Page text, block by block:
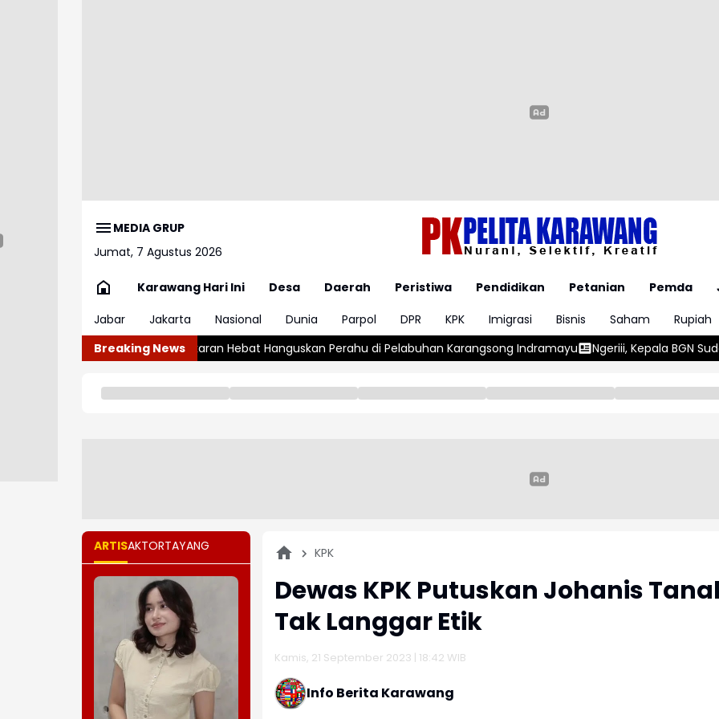
MEDIA GRUP
Jumat, 7 Agustus 2026
Karawang Hari Ini Desa Daerah Peristiwa Pendidikan Petanian Pemda
Jabar
Jakarta Nasional Dunia Parpol DPR KPK Imigrasi Bisnis Saham
Rupiah
Breaking News
Kebakaran Hebat Hanguskan Perahu di Pelabuhan Karangsong Indramayu Ngeriii, Kepala BGN Sudaryono Ungkapkan
ARTISAKTORTAYANG KPK
Dewas KPK Putuskan Johanis
Tak Langgar Etik
Kamis, 21 September 2023 | 18:42 WIB
Info Berita Karawang